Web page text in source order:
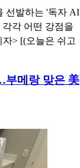
선발하는 '독자 AI
각 어떤 강점을
> [(오늘은 쉬고
부메랑 맞은 美